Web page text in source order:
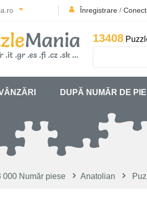
Înregistrare /
13408
DUPĂ NUMĂR DE
000 Număr piese Anatolian